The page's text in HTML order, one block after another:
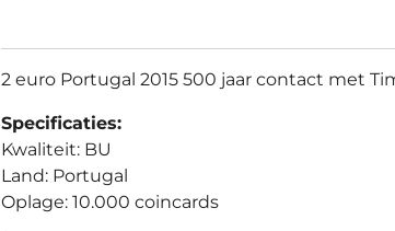
2 euro Portugal 2015 500 jaar contact met
Specificaties:
Kwaliteit: BU
Land: Portugal
Oplage: 10.000 coincards